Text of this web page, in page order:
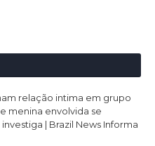
relação intima em grupo
menina envolvida se
| Brazil News Informa